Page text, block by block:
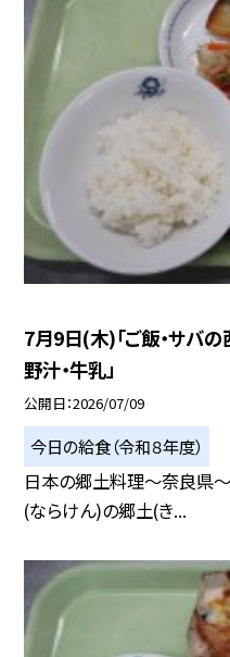
7月9日(木)「ご飯・サバの
野汁・牛乳」
公開日 2026/07/09
今日の給食（令和８年度）
日本の郷土料理～奈良県
(ならけん)の郷土(き...